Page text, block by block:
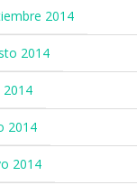
2014
2014
2014
2014
2014